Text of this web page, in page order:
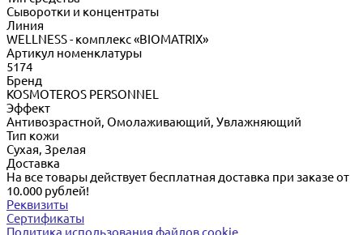
Сыворотки и концентраты
Линия
WELLNESS - комплекс «BIOMATRIX»
Артикул номенклатуры
5174
Бренд
KOSMOTEROS PERSONNEL
Эффект
Антивозрастной, Омолаживающий, Увлажняющий
Тип кожи
Сухая, Зрелая
Доставка
На все товары действует бесплатная доставка при заказе от
10.000 рублей!
Реквизиты
Сертификаты